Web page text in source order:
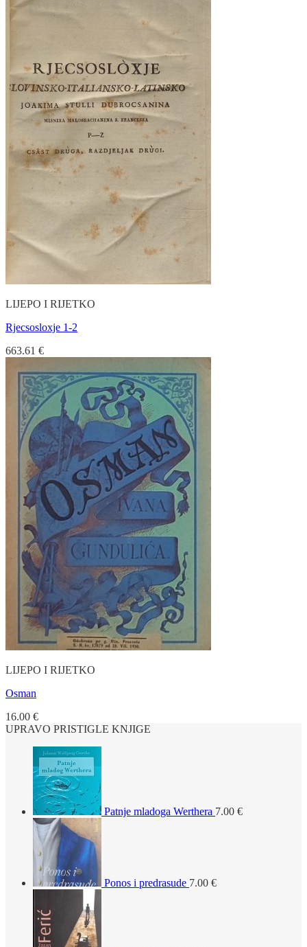
LIJEPO I RIJETKO
Rjecsosloxje 1-2
663.61 €
LIJEPO I RIJETKO
Osman
16.00 €
UPRAVO PRISTIGLE KNJIGE
Patnje mladoga Werthera 7.00 €
Ponos i predrasude 7.00 €